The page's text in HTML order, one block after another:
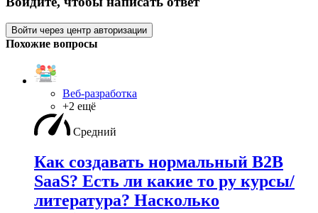
Войти через центр авторизации
Похожие вопросы
Веб-разработка
+2 ещё
Средний
Как создавать нормальный B2B
SaaS? Есть ли какие то ру курсы/
литература? Насколько